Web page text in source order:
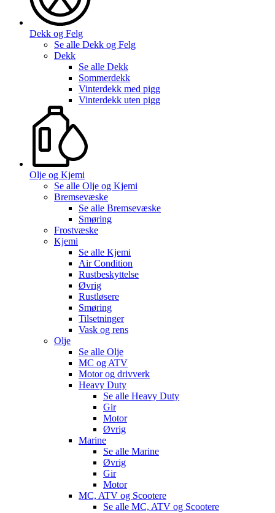
Dekk og Felg
Se alle Dekk og Felg
Dekk
Se alle Dekk
Sommerdekk
Vinterdekk med pigg
Vinterdekk uten pigg
Olje og Kjemi
Se alle Olje og Kjemi
Bremsevæske
Se alle Bremsevæske
Smøring
Frostvæske
Kjemi
Se alle Kjemi
Air Condition
Rustbeskyttelse
Øvrig
Rustløsere
Smøring
Tilsetninger
Vask og rens
Olje
Se alle Olje
MC og ATV
Motor og drivverk
Heavy Duty
Se alle Heavy Duty
Gir
Motor
Øvrig
Marine
Se alle Marine
Øvrig
Gir
Motor
MC, ATV og Scootere
Se alle MC, ATV og Scootere